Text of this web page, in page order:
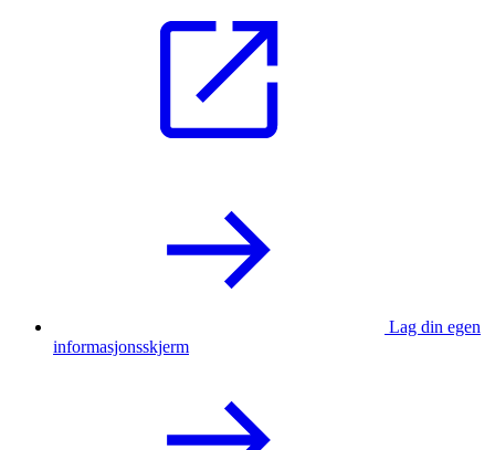
Lag din egen
informasjonsskjerm